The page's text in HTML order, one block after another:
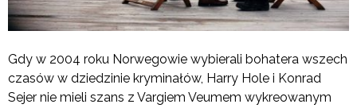
Gdy w 2004 roku Norwegowie wybierali bohatera wszech
czasów w dziedzinie kryminałów, Harry Hole i Konrad
Sejer nie mieli szans z Vargiem Veumem wykreowanym